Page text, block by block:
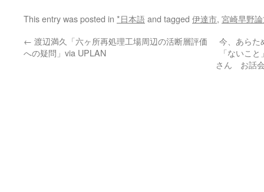
This entry was posted in *日本語and tagged 伊達市, 宮崎早野
← 渡辺満久「六ヶ所再処理工場周辺の活断層評価
への疑問」via UPLAN
今、あら
「ないこ
さん お話